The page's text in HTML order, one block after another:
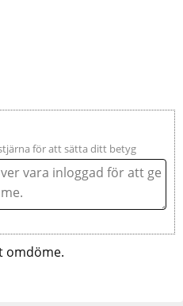
för att sätta ditt betyg
omdöme.